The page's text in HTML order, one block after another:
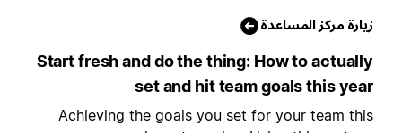
مركز المساعدة
Start fresh and do the thing: How to
set and hit team goals this
Achieving the goals you set for your team